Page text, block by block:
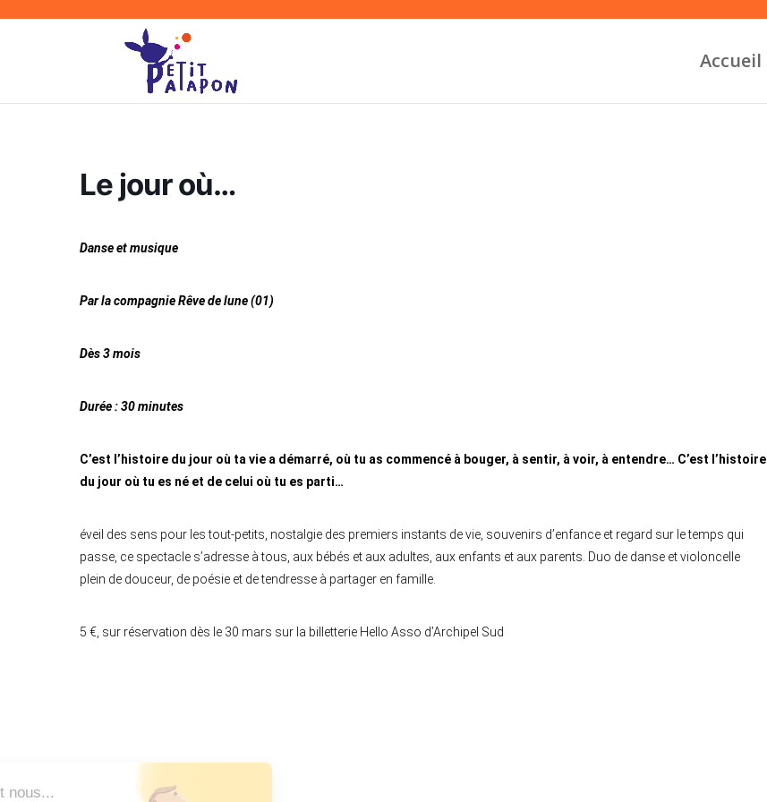
Bonjour, c'est nous...
Accueil
Le jour où…
Danse et musique
Par la compagnie Rêve de lune (01)
Dès 3 mois
Durée : 30 minutes
C’est l’histoire du jour où ta vie a démarré, où tu as commencé à bouger, à sentir, à voir, à entendre… C’est l’histoire
du jour où tu es né et de celui où tu es parti…
éveil des sens pour les tout-petits, nostalgie des premiers instants de vie, souvenirs d’enfance et regard sur le temps qui
passe, ce spectacle s’adresse à tous, aux bébés et aux adultes, aux enfants et aux parents. Duo de danse et violoncelle
plein de douceur, de poésie et de tendresse à partager en famille.
5 €, sur réservation dès le 30 mars sur la billetterie Hello Asso d’Archipel Sud